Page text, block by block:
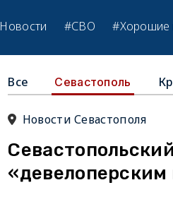
Новости #СВО #Хорошие
Все Севастополь
Новости Севастополя
«девелоперским